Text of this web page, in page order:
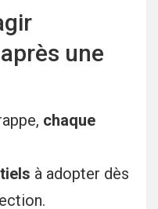
une
chaque
à adopter dès